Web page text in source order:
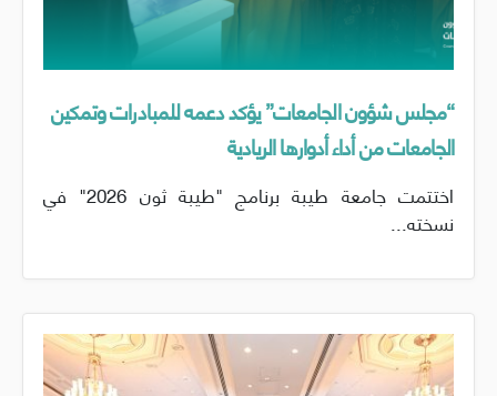
“مجلس شؤون الجامعات” يؤكد دعمه للمبادرات وتمكين
الجامعات من أداء أدوارها الريادية
اختتمت جامعة طيبة برنامج "طيبة ثون 2026" في
نسخته...